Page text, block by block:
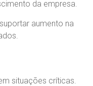
da empresa.
aumento na
situações críticas.